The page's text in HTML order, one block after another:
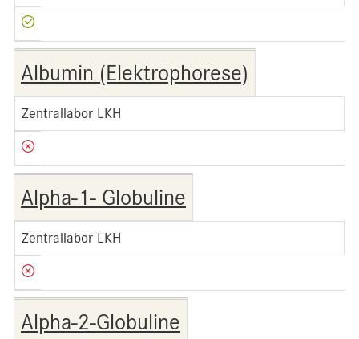
Albumin (Elektrophorese)
Zentrallabor LKH
Alpha-1- Globuline
Zentrallabor LKH
Alpha-2-Globuline